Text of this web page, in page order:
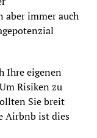
immer auch
Ihre eigenen
Risiken zu
Sie breit
Airbnb ist dies